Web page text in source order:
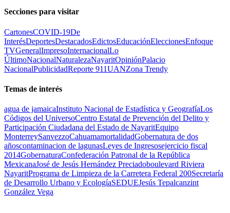
Secciones para visitar
CartonesCOVID-19De
InterésDeportesDestacadosEdictosEducaciónEleccionesEnfoque
TVGeneralImpresoInternacionalLo
ÚltimoNacionalNaturalezaNayaritOpiniónPalacio
NacionalPublicidadReporte 911UANZona Trendy
Temas de interés
agua de jamaicaInstituto Nacional de Estadística y GeografíaLos
Códigos del UniversoCentro Estatal de Prevención del Delito y
Participación Ciudadana del Estado de NayaritEquipo
MonterreySanvezzoCahuamamortalidadGobernatura de dos
añoscontaminacion de lagunasLeyes de Ingresosejercicio fiscal
2014GobernaturaConfederación Patronal de la República
MexicanaJosé de Jesús Hernández Preciadoboulevard Riviera
NayaritPrograma de Limpieza de la Carretera Federal 200Secretaría
de Desarrollo Urbano y EcologíaSEDUEJesús Tepalcanzint
González Vega